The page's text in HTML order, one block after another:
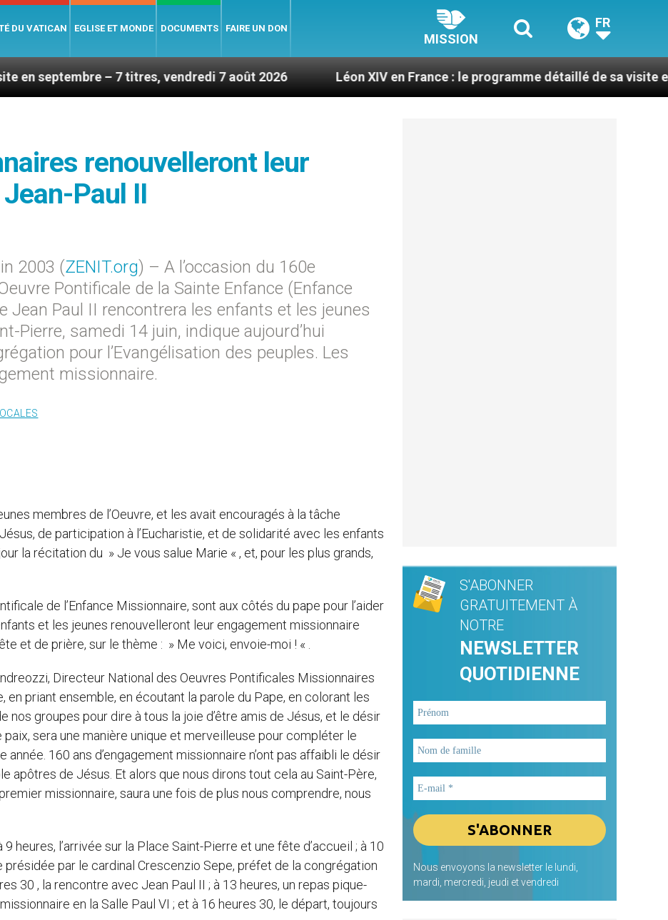
DU VATICAN EGLISE ET MONDE DOCUMENTS FAIRE UN DON
MISSION
FR
– 7 titres, vendredi 7 août 2026 Léon XIV en France : le programme détaillé de sa visite en septembre
renouvelleront leur
Paul II
2003 (ZENIT.org) – A l’occasion du 160e
Pontificale de la Sainte Enfance (Enfance
Jean Paul II rencontrera les enfants et les jeunes
Pierre, samedi 14 juin, indique aujourd’hui
pour l’Evangélisation des peuples. Les
missionnaire.
membres de l’Oeuvre, et les avait encouragés à la tâche
de participation à l’Eucharistie, et de solidarité avec les enfants
la récitation du » Je vous salue Marie « , et, pour les plus grands,
de l’Enfance Missionnaire, sont aux côtés du pape pour l’aider
et les jeunes renouvelleront leur engagement missionnaire
et de prière, sur le thème : » Me voici, envoie-moi ! « .
Directeur National des Oeuvres Pontificales Missionnaires
en priant ensemble, en écoutant la parole du Pape, en colorant les
nos groupes pour dire à tous la joie d’être amis de Jésus, et le désir
paix, sera une manière unique et merveilleuse pour compléter le
160 ans d’engagement missionnaire n’ont pas affaibli le désir
apôtres de Jésus. Et alors que nous dirons tout cela au Saint-Père,
missionnaire, saura une fois de plus nous comprendre, nous
heures, l’arrivée sur la Place Saint-Pierre et une fête d’accueil ; à 10
présidée par le cardinal Crescenzio Sepe, préfet de la congrégation
30 , la rencontre avec Jean Paul II ; à 13 heures, un repas pique-
en la Salle Paul VI ; et à 16 heures 30, le départ, toujours
S'ABONNER
GRATUITEMENT À
NOTRE
NEWSLETTER
QUOTIDIENNE
Nous envoyons la newsletter le lundi,
mardi, mercredi, jeudi et vendredi